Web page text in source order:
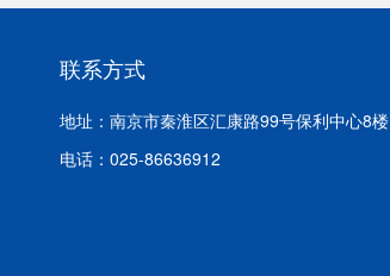
联系方式
地址：南京市秦淮区汇康路99号保利中心8楼
电话：025-86636912